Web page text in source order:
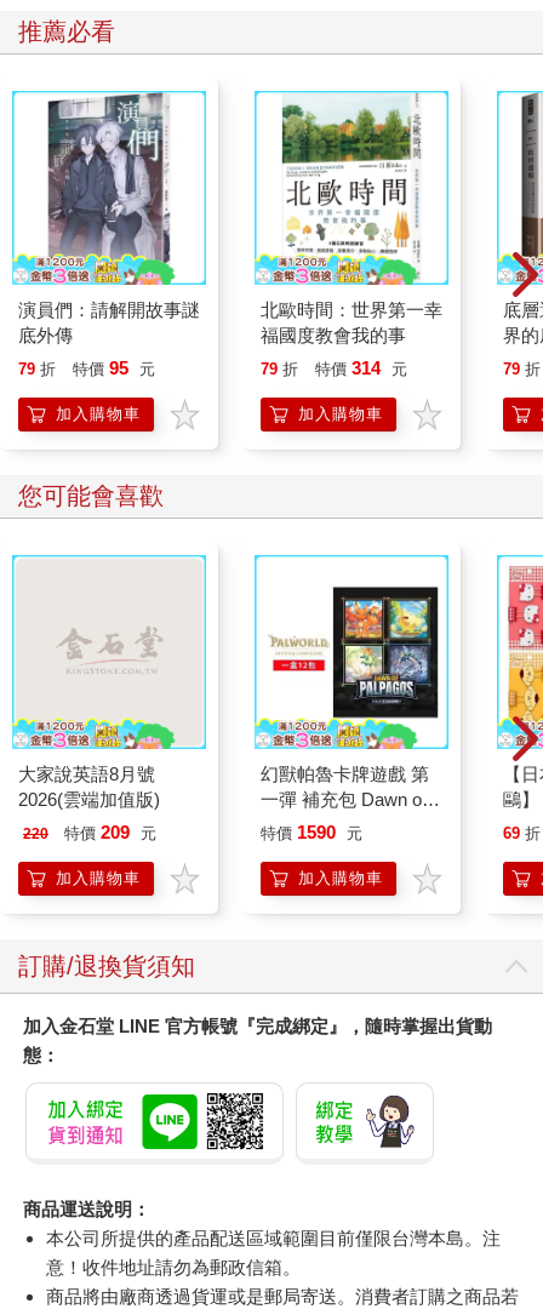
推薦必看
演員們：請解開故事謎
底外傳
79 折 特價 95 元
加入購物車
北歐時間：世界第一幸
福國度教會我的事
79 折 特價 314 元
加入購物車
底
界
79 折
您可能會喜歡
大家說英語8月號
2026(雲端加值版)
220 特價 209 元
加入購物車
幻獸帕魯卡牌遊戲 第
一彈 補充包 Dawn of
Palpagos（日文版一
特價 1590 元
加入購物車
【
鷗
(8款
企鵝
69 折
訂購/退換貨須知
加入金石堂 LINE 官方帳號『完成綁定』，隨時掌握出貨動
態：
商品運送說明：
本公司所提供的產品配送區域範圍目前僅限台灣本島。注
意！收件地址請勿為郵政信箱。
商品將由廠商透過貨運或是郵局寄送。消費者訂購之商品若